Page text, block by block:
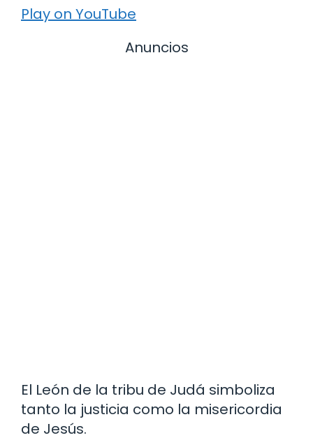
Play on YouTube
Anuncios
El León de la tribu de Judá simboliza
tanto la justicia como la misericordia
de Jesús.